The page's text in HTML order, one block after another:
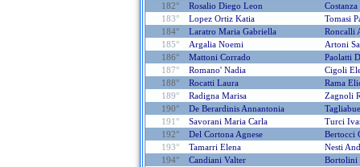
182°
Rosalio Diego Leon
183°
Lopez Ortiz Katia
Tomasi
184°
Laratro Maria Gabriella
Roncalli
185°
Argalia Noemi
Artoni
186°
Mattoni Corrado
Paolatti
187°
Romano' Nadia
Cigoli
188°
Rocatti Laura
Rama
189°
Radigna Marisa
Zagnoli
190°
De Berardinis Annantonia
191°
Savorani Maria Carla
Turci
192°
Del Cortona Agnese
Bertocci
193°
Tamarri Elena
Nesti
194°
Candiani Valter
Bortolini